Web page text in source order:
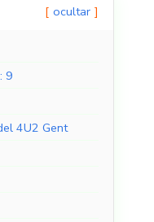
ocultar
9
4U2 Gent